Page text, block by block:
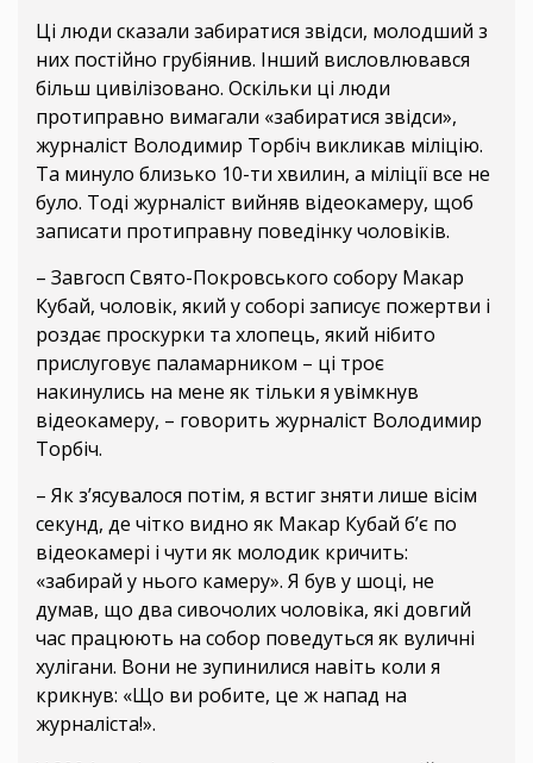
Ці люди сказали забиратися звідси, молодший з
них постійно грубіянив. Інший висловлювався
більш цивілізовано. Оскільки ці люди
протиправно вимагали «забиратися звідси»,
журналіст Володимир Торбіч викликав міліцію.
Та минуло близько 10-ти хвилин, а міліції все не
було. Тоді журналіст вийняв відеокамеру, щоб
записати протиправну поведінку чоловіків.
– Завгосп Свято-Покровського собору Макар
Кубай, чоловік, який у соборі записує пожертви і
роздає проскурки та хлопець, який нібито
прислуговує паламарником – ці троє
накинулись на мене як тільки я увімкнув
відеокамеру, – говорить журналіст Володимир
Торбіч.
– Як з’ясувалося потім, я встиг зняти лише вісім
секунд, де чітко видно як Макар Кубай б’є по
відеокамері і чути як молодик кричить:
«забирай у нього камеру». Я був у шоці, не
думав, що два сивочолих чоловіка, які довгий
час працюють на собор поведуться як вуличні
хулігани. Вони не зупинилися навіть коли я
крикнув: «Що ви робите, це ж напад на
журналіста!».